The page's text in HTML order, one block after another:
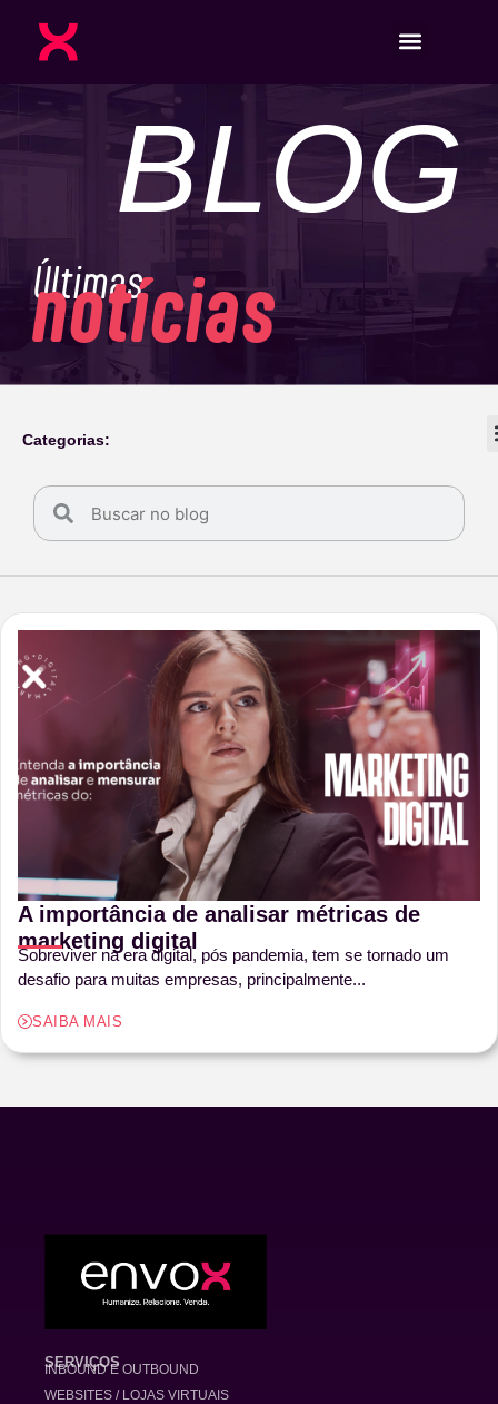
BLOG
Últimas
notícias
Categorias:
A importância de analisar métricas de
marketing digital
Sobreviver na era digital, pós pandemia, tem se tornado um
desafio para muitas empresas, principalmente...
SAIBA MAIS
SERVIÇOS
INBOUND E OUTBOUND
WEBSITES / LOJAS VIRTUAIS